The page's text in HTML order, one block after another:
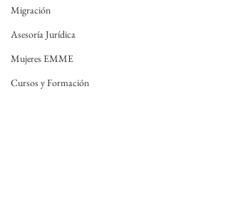
Migración
Asesoría Jurídica
Mujeres EMME
Cursos y Formación